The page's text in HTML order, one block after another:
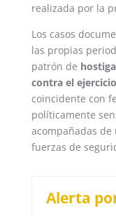
realizada por la
Los casos
las propias
patrón de
contra el
coincidente con
políticamente
acompañadas
fuerzas de
Alerta